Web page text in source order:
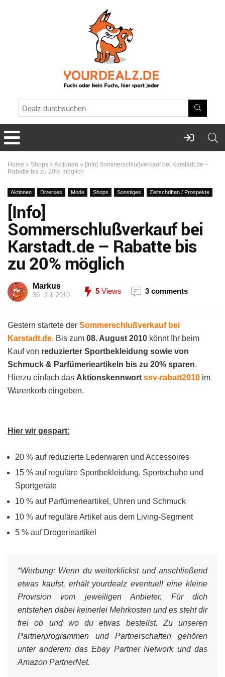
Home » Shops » Aktionen » [Info] Sommerschlußverkauf bei Karstadt.de –
Rabatte bis zu 20% möglich
Aktionen Diverses Mode Shops Sonstiges Zeitschriften / Prospekte
[Info]
Sommerschlußverkauf bei
Karstadt.de – Rabatte bis
zu 20% möglich
Markus
30. Juli 2010 5 Views 3 comments
Gestern startete der Sommerschlußverkauf bei
Karstadt.de. Bis zum 08. August 2010 könnt Ihr beim
Kauf von reduzierter Sportbekleidung sowie von
Schmuck & Parfümerieartikeln bis zu 20% sparen.
Hierzu einfach das Aktionskennwort ssv-rabatt2010 im
Warenkorb eingeben.
Hier wir gespart:
20 % auf reduzierte Lederwaren und Accessoires
15 % auf reguläre Sportbekleidung, Sportschuhe und
Sportgeräte
10 % auf Parfümerieartikel, Uhren und Schmuck
10 % auf reguläre Artikel aus dem Living-Segment
5 % auf Drogerieartikel
*Werbung: Wenn du weiterklickst und anschließend
etwas kaufst, erhält yourdealz eventuell eine kleine
Provision vom jeweiligen Anbieter. Für dich
entstehen dabei keinerlei Mehrkosten und es steht dir
frei ob und wo du etwas bestellst. Zu unseren
Partnerprogrammen und Partnerschaften gehören
unter anderem das Ebay Partner Network und das
Amazon PartnerNet.